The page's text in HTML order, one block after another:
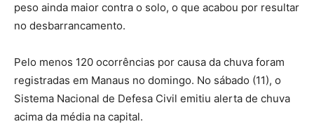
peso ainda maior contra o solo, o que acabou por resultar
no desbarrancamento.
Pelo menos 120 ocorrências por causa da chuva foram
registradas em Manaus no domingo. No sábado (11), o
Sistema Nacional de Defesa Civil emitiu alerta de chuva
acima da média na capital.